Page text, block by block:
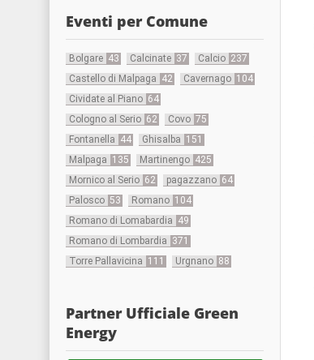
Eventi per Comune
Bolgare 43 Calcinate 37 Calcio 237
Castello di Malpaga 42 Cavernago 104
Cividate al Piano 64
Cologno al Serio 62 Covo 75
Fontanella 44 Ghisalba 151
Malpaga 135 Martinengo 425
Mornico al Serio 62 pagazzano 64
Palosco 53 Romano 104
Romano di Lomabardia 49
Romano di Lombardia 371
Torre Pallavicina 111 Urgnano 88
Partner Ufficiale Green
Energy